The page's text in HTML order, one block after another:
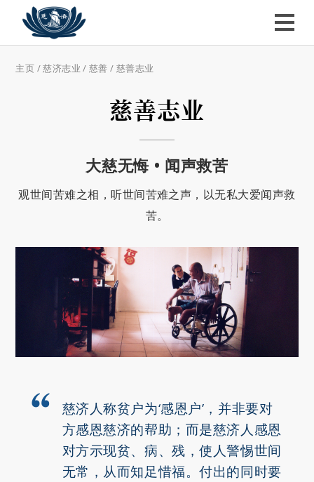
主页 /慈济志业 /慈善 / 慈善志业
慈善志业
大慈无悔 • 闻声救苦
观世间苦难之相，听世间苦难之声，以无私大爱闻声救
苦。
慈济人称贫户为‘感恩户’，并非要对
方感恩慈济的帮助；而是慈济人感恩
对方示现贫、病、残，使人警惕世间
无常，从而知足惜福。付出的同时要